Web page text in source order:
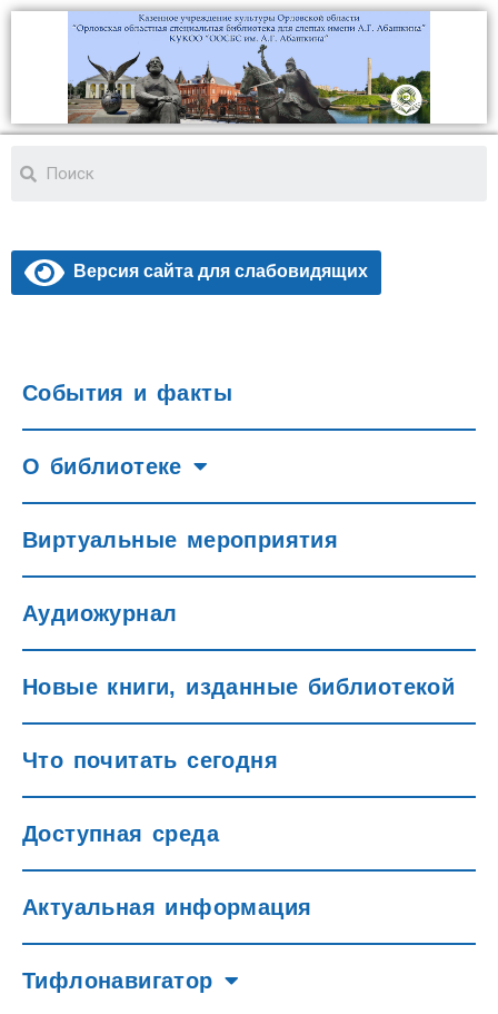
Версия сайта для слабовидящих
События и факты
О библиотеке
Виртуальные мероприятия
Аудиожурнал
Новые книги, изданные библиотекой
Что почитать сегодня
Доступная среда
Актуальная информация
Тифлонавигатор